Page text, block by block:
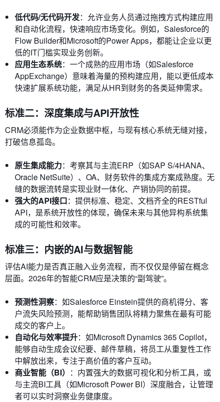
低代码/无代码开发：允许业务人员通过拖拽方式构建应用
和自动化流程，快速响应市场变化。例如，Salesforce的
Flow Builder和Microsoft的Power Apps，都能让企业以更
低的IT门槛实现业务创新。
应用生态系统：一个成熟的应用市场（如Salesforce
AppExchange）意味着海量的预构建应用，能以更低成本
快速扩展系统功能，满足从HR到财务的各类延伸需求。
标准二：深度集成与API开放性
CRM必须能作为企业数据中枢，与现有核心系统无缝对接，
打破信息孤岛。
原生集成能力：考察其与主流ERP（如SAP S/4HANA、
Oracle NetSuite）、OA、财务软件的集成方案成熟度。无
缝的数据流转是实现业财一体化、产销协同的前提。
强大的API接口：提供标准、稳定、文档齐全的RESTful
API，是系统开放性的体现，确保未来与其他异构系统集
成的可能性和效率。
标准三：内嵌的AI与数据智能
评估AI能力是否真正融入业务流程，而不仅仅是停留在概念
层面。2026年的智能CRM应是决策的“副驾驶”。
预测性洞察：如Salesforce Einstein提供的商机得分、客
户流失风险预测，能帮助销售团队将精力聚焦在最有可能
成交的客户上。
自动化与效率提升：如Microsoft Dynamics 365 Copilot，
能够自动生成会议纪要、邮件草稿，将员工从重复性工作
中解放出来，专注于高价值的客户互动。
商业智能（BI） ：内置强大的数据可视化和分析工具，或
与主流BI工具（如Microsoft Power BI）深度融合，让管理
者可以实时洞察业务健康度。